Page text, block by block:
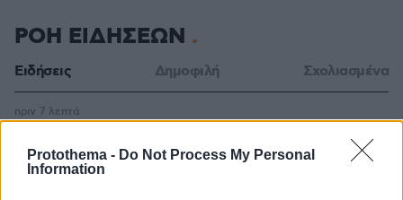
Protothema - Do Not Process My Personal
Information
ΡΟΗ ΕΙΔΗΣΕΩΝ
Ειδήσεις Δημοφιλή Σχολιασμένα
εγκατάσταση της Aramco – Το Ιράν βάζει πιο σκληρούς
όρους για τα Στενά του Ορμούζ
πριν 7 λεπτά